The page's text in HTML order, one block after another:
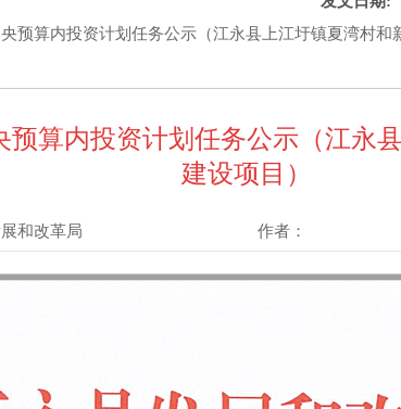
预算内投资计划任务公示（江永县上江圩镇夏湾村和
预算内投资计划任务公示（江永
建设项目）
和改革局 作者：